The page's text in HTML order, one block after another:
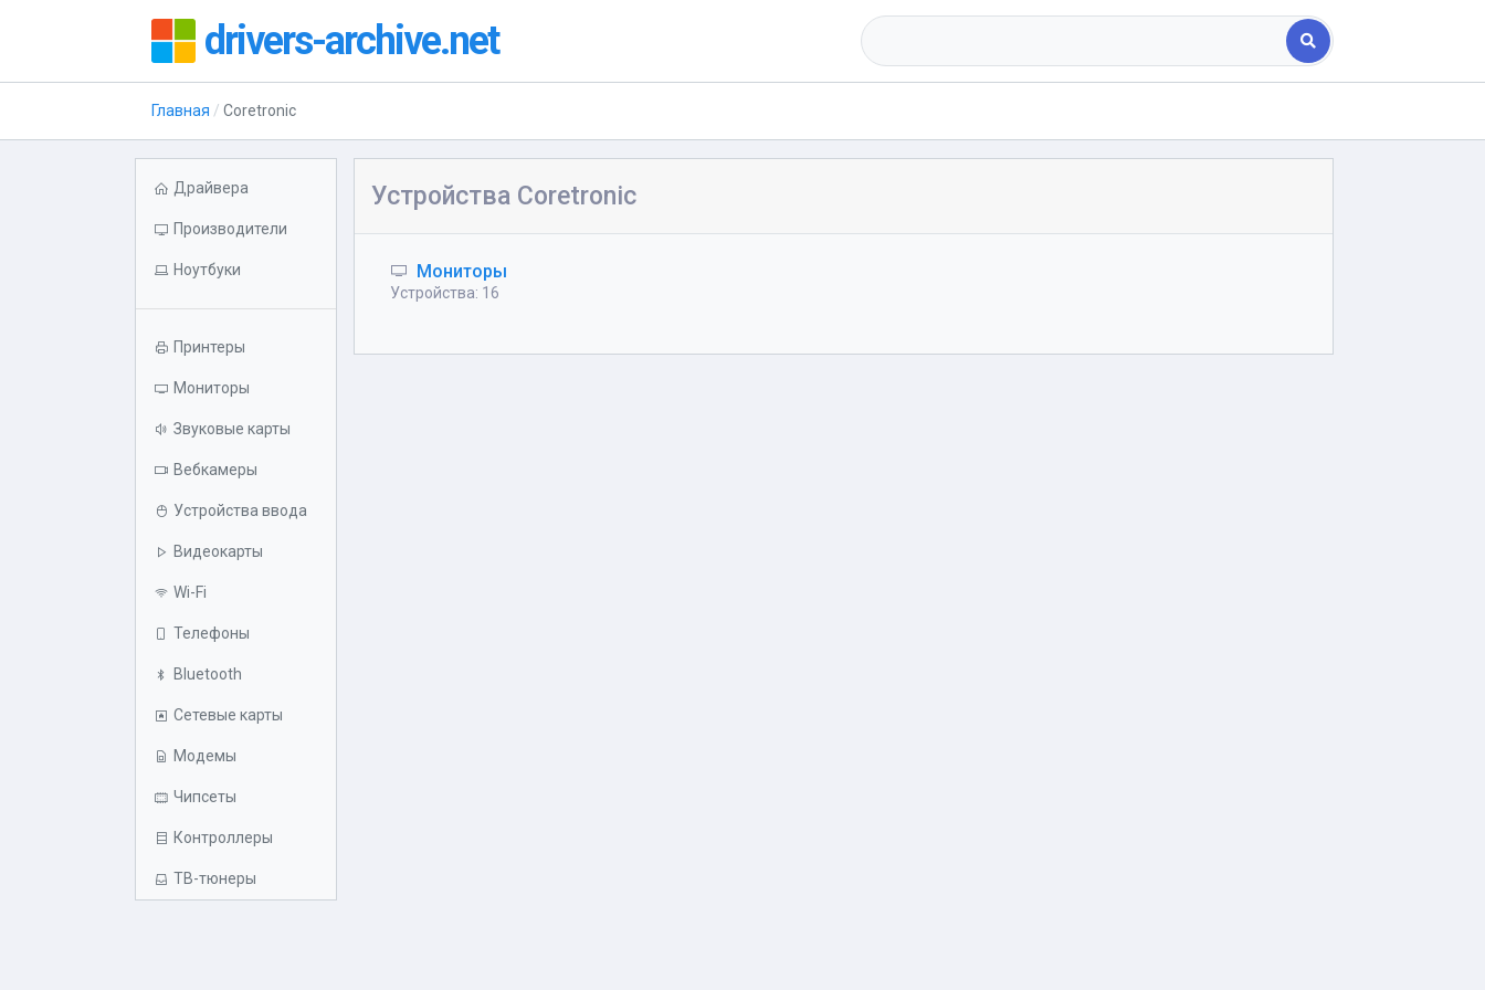
drivers-archive.net
Главная Coretronic
Драйвера
Производители
Ноутбуки
Принтеры
Мониторы
Звуковые карты
Вебкамеры
Устройства ввода
Видеокарты
Wi-Fi
Телефоны
Bluetooth
Сетевые карты
Модемы
Чипсеты
Контроллеры
ТВ-тюнеры
Устройства Coretronic
Мониторы
Устройства: 16